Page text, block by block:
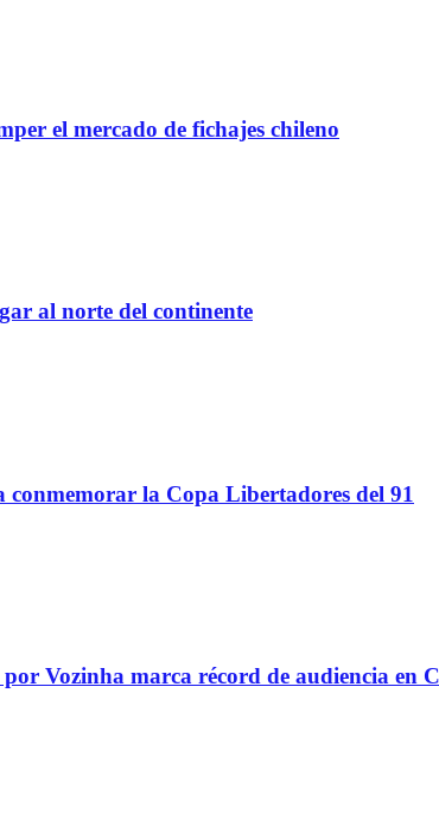
el mercado de fichajes chileno
al norte del continente
la Copa Libertadores del 91
Vozinha marca récord de audiencia en